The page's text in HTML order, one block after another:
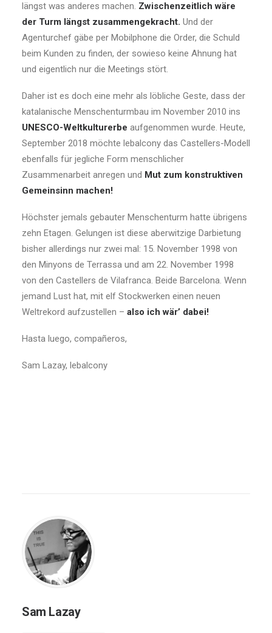
längst was anderes machen. Zwischenzeitlich wäre
der Turm längst zusammengekracht. Und der
Agenturchef gäbe per Mobilphone die Order, die Schuld
beim Kunden zu finden, der sowieso keine Ahnung hat
und eigentlich nur die Meetings stört.
Daher ist es doch eine mehr als löbliche Geste, dass der
katalanische Menschenturmbau im November 2010 ins
UNESCO-Weltkulturerbe aufgenommen wurde. Heute,
September 2018 möchte lebalcony das Castellers-Modell
ebenfalls für jegliche Form menschlicher
Zusammenarbeit anregen und Mut zum konstruktiven
Gemeinsinn machen!
Höchster jemals gebauter Menschenturm hatte übrigens
zehn Etagen. Gelungen ist diese aberwitzige Darbietung
bisher allerdings nur zwei mal: 15. November 1998 von
den Minyons de Terrassa und am 22. November 1998
von den Castellers de Vilafranca. Beide Barcelona. Wenn
jemand Lust hat, mit elf Stockwerken einen neuen
Weltrekord aufzustellen – also ich wär’ dabei!
Hasta luego, compañeros,
Sam Lazay, lebalcony
Sam Lazay